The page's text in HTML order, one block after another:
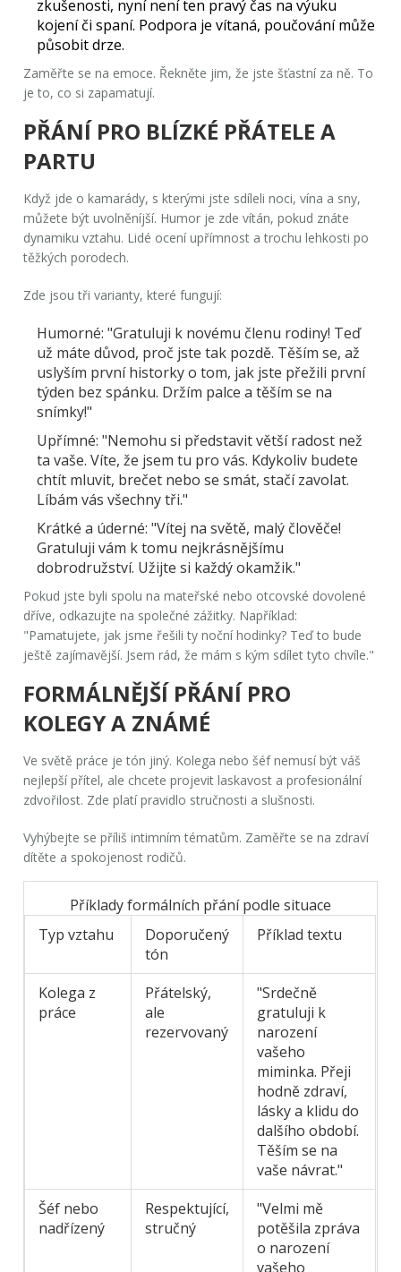
zkušenosti, nyní není ten pravý čas na výuku
kojení či spaní. Podpora je vítaná, poučování může
působit drze.
Zaměřte se na emoce. Řekněte jim, že jste šťastní za ně. To
je to, co si zapamatují.
PŘÁNÍ PRO BLÍZKÉ PŘÁTELE A
PARTU
Když jde o kamarády, s kterými jste sdíleli noci, vína a sny,
můžete být uvolněníjší. Humor je zde vítán, pokud znáte
dynamiku vztahu. Lidé ocení upřímnost a trochu lehkosti po
těžkých porodech.
Zde jsou tři varianty, které fungují:
Humorné: "Gratuluji k novému členu rodiny! Teď
už máte důvod, proč jste tak pozdě. Těším se, až
uslyším první historky o tom, jak jste přežili první
týden bez spánku. Držím palce a těším se na
snímky!"
Upřímné: "Nemohu si představit větší radost než
ta vaše. Víte, že jsem tu pro vás. Kdykoliv budete
chtít mluvit, brečet nebo se smát, stačí zavolat.
Líbám vás všechny tři."
Krátké a úderné: "Vítej na světě, malý člověče!
Gratuluji vám k tomu nejkrásnějšímu
dobrodružství. Užijte si každý okamžik."
Pokud jste byli spolu na mateřské nebo otcovské dovolené
dříve, odkazujte na společné zážitky. Například:
"Pamatujete, jak jsme řešili ty noční hodinky? Teď to bude
ještě zajímavější. Jsem rád, že mám s kým sdílet tyto chvíle."
FORMÁLNĚJŠÍ PŘÁNÍ PRO
KOLEGY A ZNÁMÉ
Ve světě práce je tón jiný. Kolega nebo šéf nemusí být váš
nejlepší přítel, ale chcete projevit laskavost a profesionální
zdvořilost. Zde platí pravidlo stručnosti a slušnosti.
Vyhýbejte se příliš intimním tématům. Zaměřte se na zdraví
dítěte a spokojenost rodičů.
Příklady formálních přání podle situace
Typ vztahu
Doporučený
tón
Příklad textu
Kolega z
práce
Přátelský,
ale
rezervovaný
"Srdečně
gratuluji k
narození
vašeho
miminka. Přeji
hodně zdraví,
lásky a klidu do
dalšího období.
Těším se na
vaše návrat."
Šéf nebo
nadřízený
Respektující,
stručný
"Velmi mě
potěšila zpráva
o narození
vašeho